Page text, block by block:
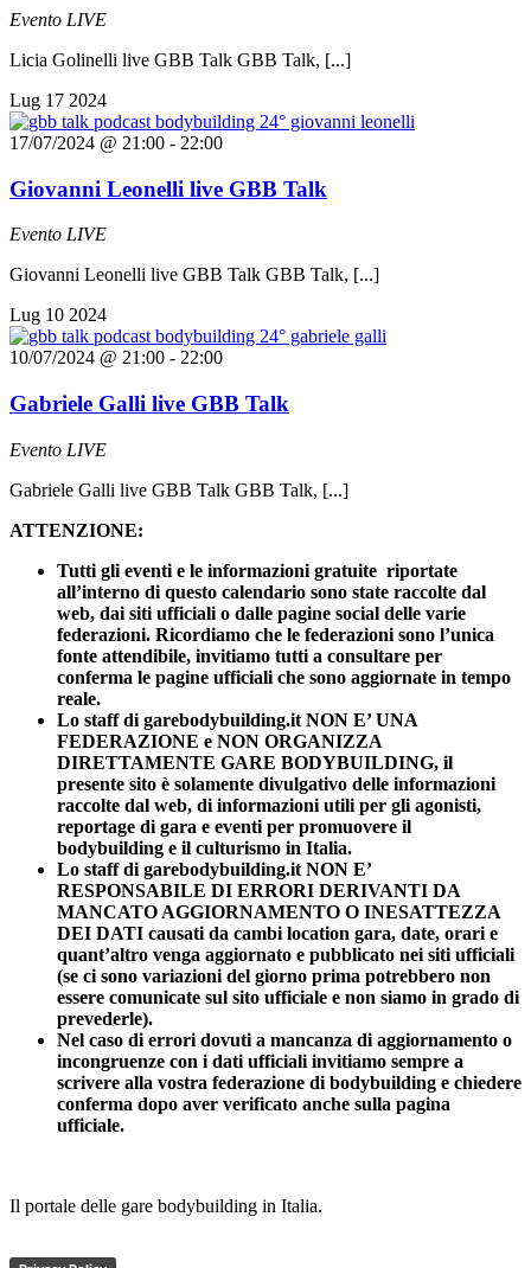
Evento LIVE
Licia Golinelli live GBB Talk GBB Talk, [...]
Lug 17 2024
17/07/2024 @ 21:00 - 22:00
Giovanni Leonelli live GBB Talk
Evento LIVE
Giovanni Leonelli live GBB Talk GBB Talk, [...]
Lug 10 2024
10/07/2024 @ 21:00 - 22:00
Gabriele Galli live GBB Talk
Evento LIVE
Gabriele Galli live GBB Talk GBB Talk, [...]
ATTENZIONE:
Tutti gli eventi e le informazioni gratuite riportate
all’interno di questo calendario sono state raccolte dal
web, dai siti ufficiali o dalle pagine social delle varie
federazioni. Ricordiamo che le federazioni sono l’unica
fonte attendibile, invitiamo tutti a consultare per
conferma le pagine ufficiali che sono aggiornate in tempo
reale.
Lo staff di garebodybuilding.it NON E’ UNA
FEDERAZIONE e NON ORGANIZZA
DIRETTAMENTE GARE BODYBUILDING, il
presente sito è solamente divulgativo delle informazioni
raccolte dal web, di informazioni utili per gli agonisti,
reportage di gara e eventi per promuovere il
bodybuilding e il culturismo in Italia.
Lo staff di garebodybuilding.it NON E’
RESPONSABILE DI ERRORI DERIVANTI DA
MANCATO AGGIORNAMENTO O INESATTEZZA
DEI DATI causati da cambi location gara, date, orari e
quant’altro venga aggiornato e pubblicato nei siti ufficiali
(se ci sono variazioni del giorno prima potrebbero non
essere comunicate sul sito ufficiale e non siamo in grado di
prevederle).
Nel caso di errori dovuti a mancanza di aggiornamento o
incongruenze con i dati ufficiali invitiamo sempre a
scrivere alla vostra federazione di bodybuilding e chiedere
conferma dopo aver verificato anche sulla pagina
ufficiale.
Il portale delle gare bodybuilding in Italia.